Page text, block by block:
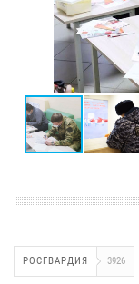
РОСГВАРДИЯ 3926